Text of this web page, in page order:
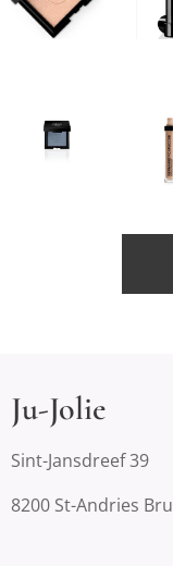
Ju-Jolie
Sint-Jansdreef 39
8200 St-Andries